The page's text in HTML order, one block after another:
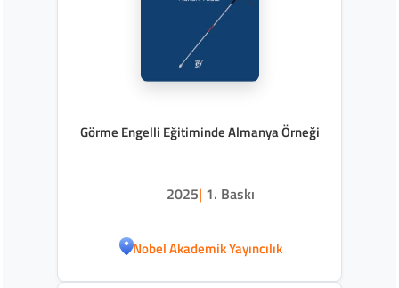
Görme Engelli Eğitiminde Almanya Örneği
2025| 1. Baskı
Nobel Akademik Yayıncılık